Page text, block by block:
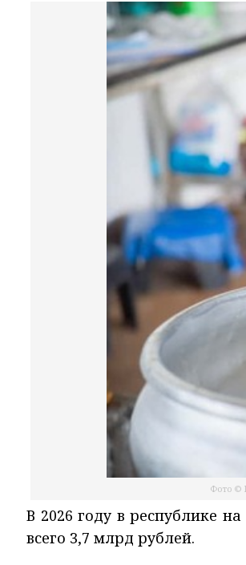
Фото ©
В 2026 году в республике
всего 3,7 млрд рублей.